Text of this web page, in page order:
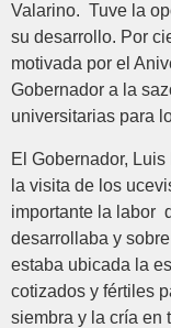
Valarino. Tuve la
su desarrollo. Por
motivada por el
Gobernador a la
universitarias para
El Gobernador,
la visita de los
importante la labor
desarrollaba y
estaba ubicada la
cotizados y fértiles
siembra y la cría en